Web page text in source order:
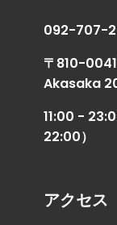
092-707-
〒810-
Akasaka
11:00 -
22:00）
アクセス